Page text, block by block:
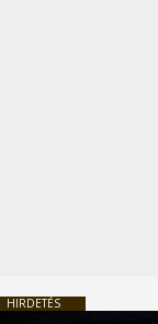
HIRDETÉS